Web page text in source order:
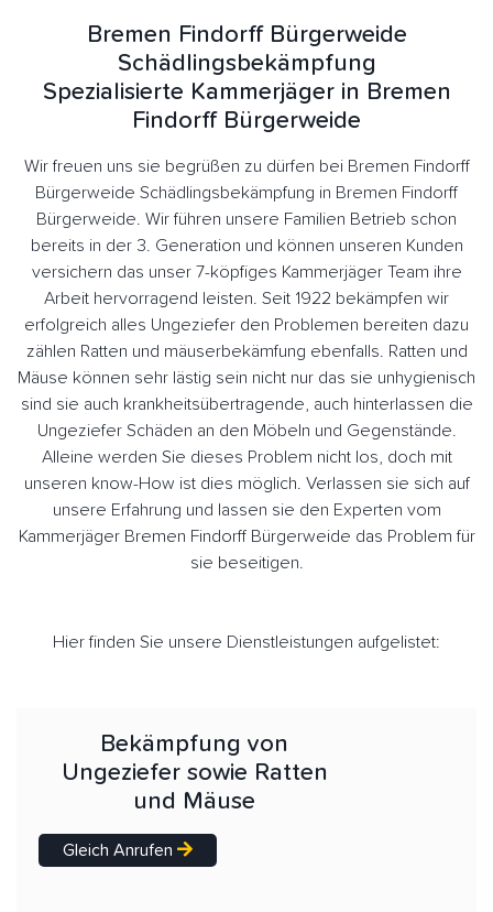
Bremen Findorff Bürgerweide
Schädlingsbekämpfung
Spezialisierte Kammerjäger in Bremen
Findorff Bürgerweide
Wir freuen uns sie begrüßen zu dürfen bei Bremen Findorff
Bürgerweide Schädlingsbekämpfung in Bremen Findorff
Bürgerweide. Wir führen unsere Familien Betrieb schon
bereits in der 3. Generation und können unseren Kunden
versichern das unser 7-köpfiges Kammerjäger Team ihre
Arbeit hervorragend leisten. Seit 1922 bekämpfen wir
erfolgreich alles Ungeziefer den Problemen bereiten dazu
zählen Ratten und mäuserbekämfung ebenfalls. Ratten und
Mäuse können sehr lästig sein nicht nur das sie unhygienisch
sind sie auch krankheitsübertragende, auch hinterlassen die
Ungeziefer Schäden an den Möbeln und Gegenstände.
Alleine werden Sie dieses Problem nicht los, doch mit
unseren know-How ist dies möglich. Verlassen sie sich auf
unsere Erfahrung und lassen sie den Experten vom
Kammerjäger Bremen Findorff Bürgerweide das Problem für
sie beseitigen.
Hier finden Sie unsere Dienstleistungen aufgelistet:
Bekämpfung von
Ungeziefer sowie Ratten
und Mäuse
Gleich Anrufen